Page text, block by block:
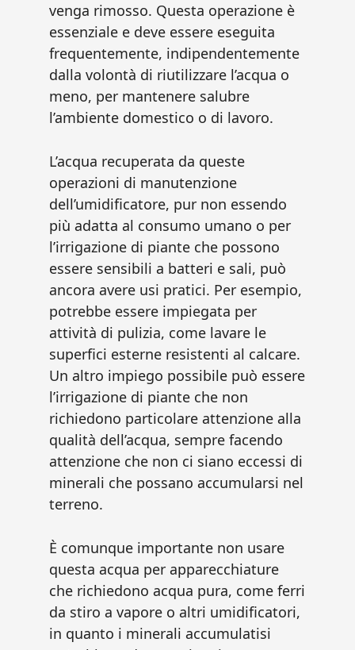
venga rimosso. Questa operazione è
essenziale e deve essere eseguita
frequentemente, indipendentemente
dalla volontà di riutilizzare l’acqua o
meno, per mantenere salubre
l’ambiente domestico o di lavoro.
L’acqua recuperata da queste
operazioni di manutenzione
dell’umidificatore, pur non essendo
più adatta al consumo umano o per
l’irrigazione di piante che possono
essere sensibili a batteri e sali, può
ancora avere usi pratici. Per esempio,
potrebbe essere impiegata per
attività di pulizia, come lavare le
superfici esterne resistenti al calcare.
Un altro impiego possibile può essere
l’irrigazione di piante che non
richiedono particolare attenzione alla
qualità dell’acqua, sempre facendo
attenzione che non ci siano eccessi di
minerali che possano accumularsi nel
terreno.
È comunque importante non usare
questa acqua per apparecchiature
che richiedono acqua pura, come ferri
da stiro a vapore o altri umidificatori,
in quanto i minerali accumulatisi